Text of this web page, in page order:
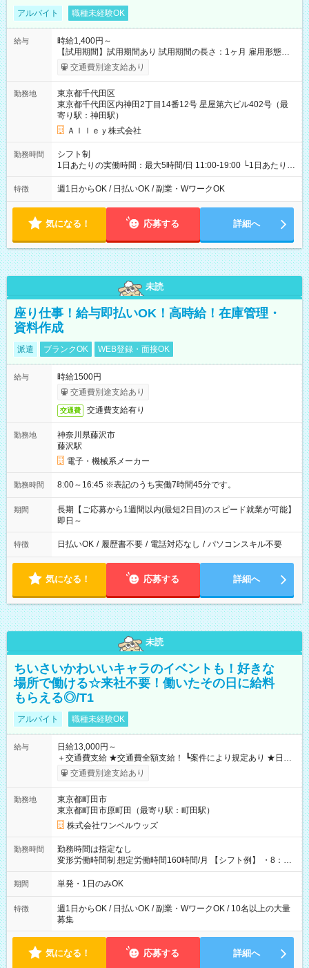
アルバイト 職種未経験OK
給与
時給1,400円～
【試用期間】試用期間あり 試用期間の長さ：1ヶ月 雇用形態、
給与は本採用時と同じです。
交通費別途支給あり
勤務地
東京都千代田区
東京都千代田区内神田2丁目14番12号 星屋第六ビル402号（最
寄り駅：神田駅）
Ａｌｌｅｙ株式会社
勤務時間
シフト制
1日あたりの実働時間：最大5時間/日 11:00-19:00 └1日あたりの
実働時間：1-5時間 └上記の時間帯内であれば、いつでも勤務可
能！ └平日・土曜日の中で、お好きな曜日でご勤務いただけま
18:00 などのように、自由な働き方が可能なお仕事です！
特徴 週1日からOK / 日払いOK / 副業・WワークOK
気になる！ 応募する 詳細へ
未読
座り仕事！給与即払いOK！高時給！在庫管理・
資料作成
派遣 ブランクOK WEB登録・面接OK
給与
時給1500円
交通費別途支給あり
交通費 交通費支給有り
勤務地
神奈川県藤沢市
藤沢駅
電子・機械系メーカー
勤務時間 8:00～16:45 ※表記のうち実働7時間45分です。
期間
長期【ご応募から1週間以内(最短2日目)のスピード就業が可能】
即日～
特徴 日払いOK / 履歴書不要 / 電話対応なし / パソコンスキル不要
気になる！ 応募する 詳細へ
未読
ちいさいかわいいキャラのイベントも！好きな
場所で働ける☆来社不要！働いたその日に給料
もらえる◎/T1
アルバイト 職種未経験OK
給与
日給13,000円～
＋交通費支給 ★交通費全額支給！ ┗案件により規定あり ★日払
いOK！（規定あり） ┗働いたその日に現金GET♪ お仕事後はコ
ンビニATMから 日払い分を引き落とせます！ 【試用期間】試
交通費別途支給あり
勤務地
東京都町田市
東京都町田市原町田（最寄り駅：町田駅）
株式会社ワンベルウッズ
勤務時間
勤務時間は指定なし
変形労働時間制 想定労働時間160時間/月 【シフト例】 ・8：00
～21：00
期間 単発・1日のみOK
特徴
週1日からOK / 日払いOK / 副業・WワークOK / 10名以上の大量
募集
気になる！ 応募する 詳細へ